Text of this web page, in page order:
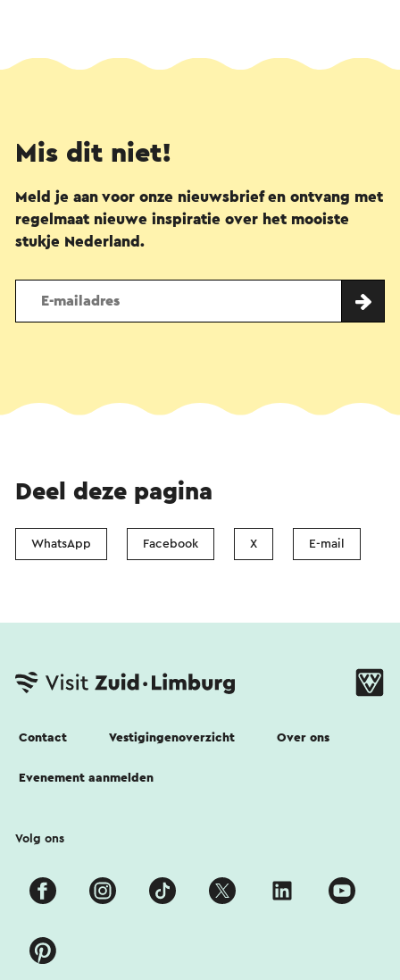
Mis dit niet!
Meld je aan voor onze nieuwsbrief en ontvang met
regelmaat nieuwe inspiratie over het mooiste
stukje Nederland.
Deel deze pagina
WhatsApp Facebook X E-mail
Contact Vestigingenoverzicht Over ons
Evenement aanmelden
Volg ons